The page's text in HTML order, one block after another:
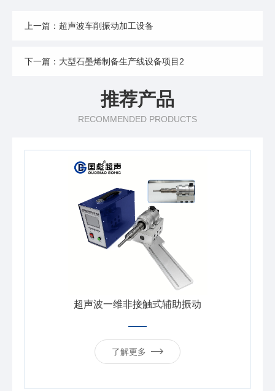
上一篇：超声波车削振动加工设备
下一篇：大型石墨烯制备生产线设备项目2
推荐产品
RECOMMENDED PRODUCTS
超声波一维非接触式辅助振动
了解更多